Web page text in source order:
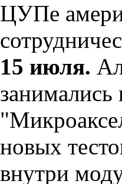
ЦУПе
15 июля.
новых
внутри